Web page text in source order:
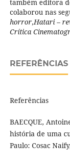
também editora
colaborou nas
horror,Hatari –
Crí­tica
REFERÊNCIAS
Referências
BAECQUE,
história de uma
Paulo: Cosac